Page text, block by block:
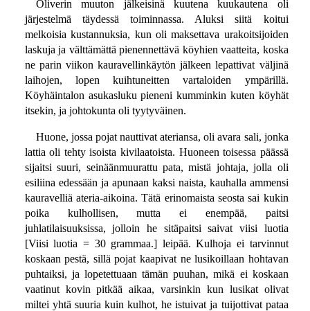
Oliverin muuton jälkeisinä kuutena kuukautena oli
järjestelmä täydessä toiminnassa. Aluksi siitä koitui
melkoisia kustannuksia, kun oli maksettava urakoitsijoiden
laskuja ja välttämättä pienennettävä köyhien vaatteita, koska
ne parin viikon kauravellinkäytön jälkeen lepattivat väljinä
laihojen, lopen kuihtuneitten vartaloiden ympärillä.
Köyhäintalon asukasluku pieneni kumminkin kuten köyhät
itsekin, ja johtokunta oli tyytyväinen.
Huone, jossa pojat nauttivat ateriansa, oli avara sali, jonka
lattia oli tehty isoista kivilaatoista. Huoneen toisessa päässä
sijaitsi suuri, seinäänmuurattu pata, mistä johtaja, jolla oli
esiliina edessään ja apunaan kaksi naista, kauhalla ammensi
kauravelliä ateria-aikoina. Tätä erinomaista seosta sai kukin
poika kulhollisen, mutta ei enempää, paitsi
juhlatilaisuuksissa, jolloin he sitäpaitsi saivat viisi luotia
[Viisi luotia = 30 grammaa.] leipää. Kulhoja ei tarvinnut
koskaan pestä, sillä pojat kaapivat ne lusikoillaan hohtavan
puhtaiksi, ja lopetettuaan tämän puuhan, mikä ei koskaan
vaatinut kovin pitkää aikaa, varsinkin kun lusikat olivat
miltei yhtä suuria kuin kulhot, he istuivat ja tuijottivat pataa